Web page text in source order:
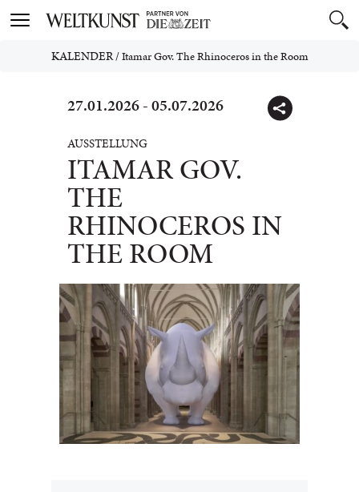
Toggle
KALENDER/Itamar Gov. The Rhinoceros in the Room
27.01.2026 - 05.07.2026
AUSSTELLUNG
ITAMAR GOV.
THE
RHINOCEROS IN
THE ROOM